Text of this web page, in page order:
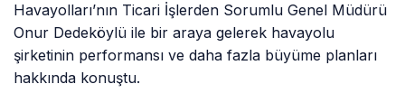
Havayolları’nın Ticari İşlerden Sorumlu Genel Müdürü
Onur Dedeköylü ile bir araya gelerek havayolu
şirketinin performansı ve daha fazla büyüme planları
hakkında konuştu.